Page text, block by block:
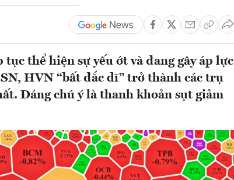
thể hiện sự yếu ớt và đang gây áp lực
HVN “bất đắc dĩ” trở thành các trụ
Đáng chú ý là thanh khoản sụt giảm